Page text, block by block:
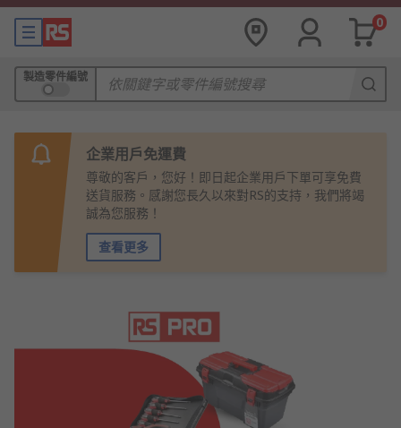
0
製造零件編號
企業用戶免運費
尊敬的客戶，您好！即日起企業用戶下單可享免費
送貨服務。感謝您長久以來對RS的支持，我們將竭
誠為您服務！
查看更多